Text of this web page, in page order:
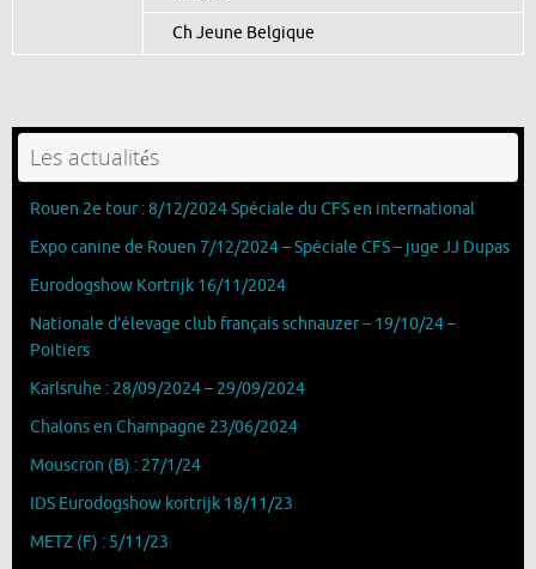
Ch Jeune Belgique
Les actualités
Rouen 2e tour : 8/12/2024 Spéciale du CFS en international
Expo canine de Rouen 7/12/2024 – Spéciale CFS – juge JJ Dupas
Eurodogshow Kortrijk 16/11/2024
Nationale d’élevage club français schnauzer – 19/10/24 –
Poitiers
Karlsruhe : 28/09/2024 – 29/09/2024
Chalons en Champagne 23/06/2024
Mouscron (B) : 27/1/24
IDS Eurodogshow kortrijk 18/11/23
METZ (F) : 5/11/23